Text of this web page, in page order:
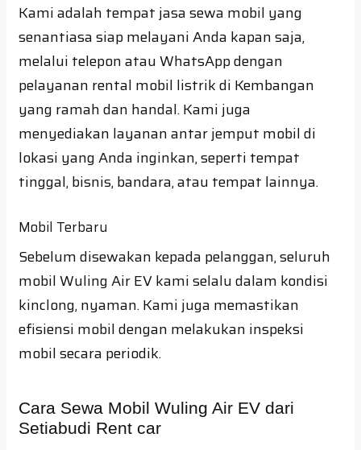
Kami adalah tempat jasa sewa mobil yang
senantiasa siap melayani Anda kapan saja,
melalui telepon atau WhatsApp dengan
pelayanan rental mobil listrik di Kembangan
yang ramah dan handal. Kami juga
menyediakan layanan antar jemput mobil di
lokasi yang Anda inginkan, seperti tempat
tinggal, bisnis, bandara, atau tempat lainnya.
Mobil Terbaru
Sebelum disewakan kepada pelanggan, seluruh
mobil Wuling Air EV kami selalu dalam kondisi
kinclong, nyaman. Kami juga memastikan
efisiensi mobil dengan melakukan inspeksi
mobil secara periodik.
Cara Sewa Mobil Wuling Air EV dari
Setiabudi Rent car